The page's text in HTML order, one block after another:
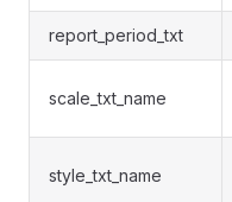
report_period_txt
scale_txt_name
style_txt_name